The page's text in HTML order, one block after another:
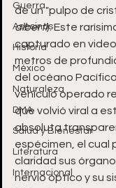
Guerra
Asesinos
Historia
México
Naturaleza
DMA
Salud y Bienestar
Literatura
Internacional
de un "pulpo de
alberti). Este
capturado en video
metros de
del océano
vehículo operado
que volvió viral a
absoluta
espécimen, el cual
claridad sus
nervio óptico y su